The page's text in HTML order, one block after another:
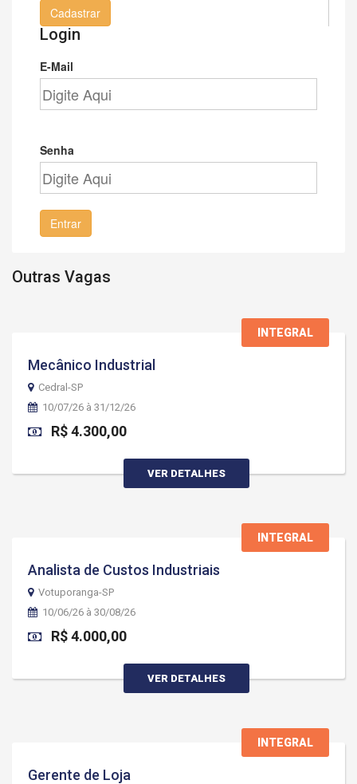
Cadastrar
Login
E-Mail
Senha
Entrar
Outras Vagas
INTEGRAL
Mecânico Industrial
Cedral-SP
10/07/26 à 31/12/26
R$ 4.300,00
VER DETALHES
INTEGRAL
Analista de Custos Industriais
Votuporanga-SP
10/06/26 à 30/08/26
R$ 4.000,00
VER DETALHES
INTEGRAL
Gerente de Loja